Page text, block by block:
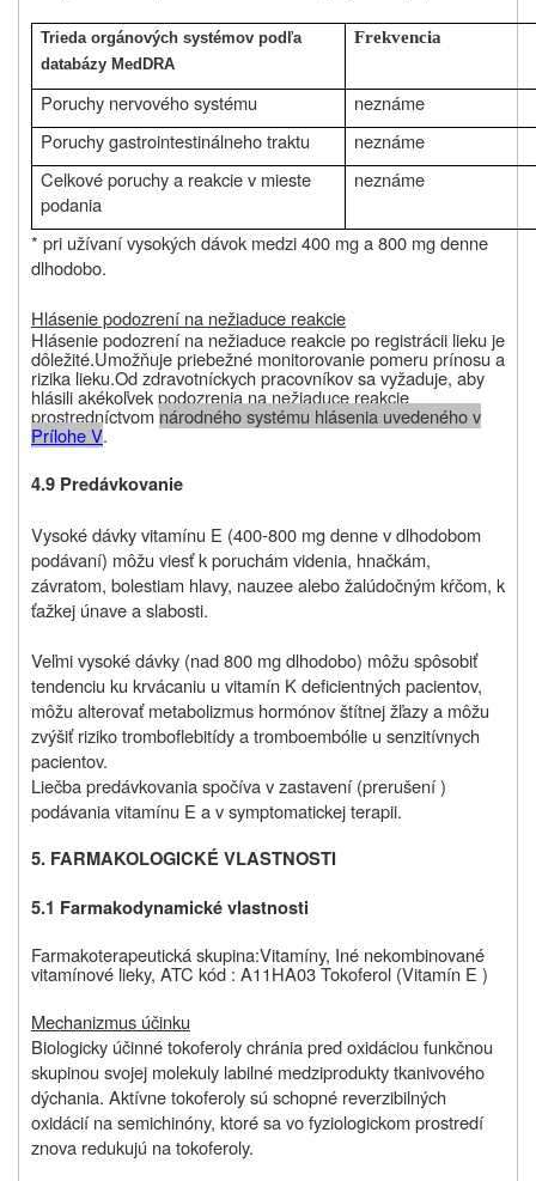
Trieda orgánových systémov podľa
databázy MedDRA
Frekvencia
Poruchy nervového systému
neznáme
Poruchy gastrointestinálneho traktu
neznáme
Celkové poruchy a reakcie v mieste
podania
neznáme
* pri užívaní vysokých dávok medzi 400 mg a 800 mg denne
dlhodobo.
Hlásenie podozrení na nežiaduce reakcie
Hlásenie podozrení na nežiaduce reakcie po registrácii lieku je
dôležité.Umožňuje priebežné monitorovanie pomeru prínosu a
rizika lieku.Odzdravotníckych pracovníkov sa vyžaduje, aby
hlásili akékoľvek podozrenia na nežiaduce reakcie
prostredníctvom národného systému hlásenia uvedeného v
Prílohe V.
4.9 Predávkovanie
Vysoké dávky vitamínu E (400-800 mg denne v dlhodobom
podávaní) môžu viesť k poruchám videnia, hnačkám,
závratom, bolestiam hlavy, nauzee alebo žalúdočným kŕčom, k
ťažkej únave a slabosti.
Veľmi vysoké dávky (nad 800 mg dlhodobo) môžu spôsobiť
tendenciu ku krvácaniu u vitamín K deficientných pacientov,
môžu alterovať metabolizmus hormónov štítnej žľazy a môžu
zvýšiť riziko tromboflebitídy a tromboembólie u senzitívnych
pacientov.
Liečba predávkovania spočíva v zastavení (prerušení )
podávania vitamínu E a v symptomatickej terapii.
5. FARMAKOLOGICKÉ VLASTNOSTI
5.1 Farmakodynamické vlastnosti
Farmakoterapeutická skupina:Vitamíny, Iné nekombinované
vitamínové lieky, ATC kód : A11HA03 Tokoferol (Vitamín E )
Mechanizmus účinku
Biologicky účinné tokoferoly chránia pred oxidáciou funkčnou
skupinou svojej molekuly labilné medziprodukty tkanivového
dýchania. Aktívne tokoferoly sú schopné reverzibilných
oxidácií na semichinóny, ktoré sa vo fyziologickom prostredí
znova redukujú na tokoferoly.